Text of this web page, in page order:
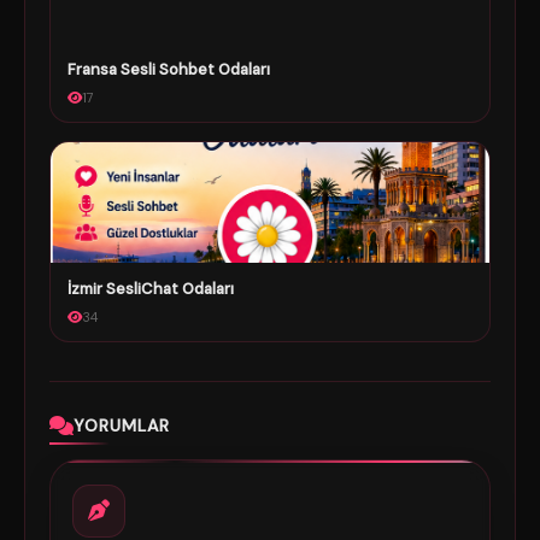
Fransa Sesli Sohbet Odaları
17
İzmir SesliChat Odaları
34
YORUMLAR